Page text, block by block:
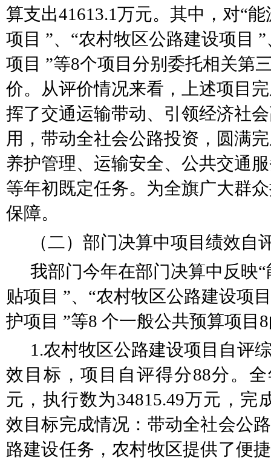
算支出41613.1万元。其中，对“能
项目 ”、 “农村牧区公路建设项目 ”
项目 ”等8个项目分别委托相关第
价。从评价情况来看，
上述项目
挥了交通运输带动、引领经济社
用， 带动全社会公路投资， 圆满
养护管理、运输安全、公共交通
等年初既定任务。为全旗广大群
保障。
（二）部门决算中项目绩效自
我部门今年在部门决算中反映“
贴项目 ”、 “农村牧区公路建设项目
护项目 ”等8 个一般公共预算项目
1.农村牧区公路建设项目 自评
效目标，项目自评得分88分。
元，执行数为34815.49万元，完
效目标完成情况：带动全社会公
路建设任务，农村牧区提供了便